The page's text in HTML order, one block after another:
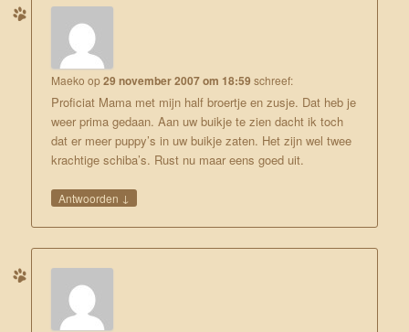
Maeko op29 november 2007 om 18:59 schreef:
Proficiat Mama met mijn half broertje en zusje. Dat heb je
weer prima gedaan. Aan uw buikje te zien dacht ik toch
dat er meer puppy’s in uw buikje zaten. Het zijn wel twee
krachtige schiba’s. Rust nu maar eens goed uit.
Antwoorden ↓